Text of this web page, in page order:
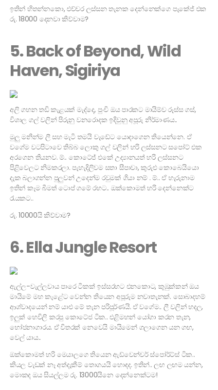
ඉතින් හිතන්නකො, එච්චර ලස්සන තැනක දෙන්නෙක්ගෙ පැකේජ් එක
රු. 18000 දෙනවා කිව්වාම?
5. Back of Beyond, Wild
Haven, Sigiriya
අලි ගහන තඩි කැළයක් මැද්දෙ, පුංචි ඔය පාරකට මායිම්ව රූස්ස ගස්,
විශාල ගල් වලින් පිරුනු වනරොදක ඉදිවුනු අපූරු නිර්මාණය..
මුලු මනින්ම ලී සහ මැටි තමයි වැඩේට යොදාගෙන තියෙන්නෙ. ඒ
වගේම වටපිටාවෙ තිබ්බ ලොකු ගල් වලින් හරි ලස්සනට සපෝට් එක
අරගෙන තියනව. ම්.. කොටේජ් එකේ උද්‍යානයත් හරි ලස්සනට
පිළිවෙලට නිමකරලා. පැහැදිලිවම සතා සීපාවා, කුරුළු කොබෙයියො
දැක බලාගන්න පුලුවන් උදෙන්ම රවුමක් ගියා නම් . ම්.. ඒ හැරුනාම
ඉතින් කෑම බීමත් ටොප් ගමේ රහට.. ඔක්කොමත් හරි දෙන්නෙක්ට
රැයකට..
රු. 10000යි කිව්වාම?
6. Ella Jungle Resort
ඇල්ල-වැල්ලවාය පාරෙ ටිකක් ඉස්සරහට එනකොට, කුඹුක්කන් ඔය
මායිමේ මහ කැළේට වෙන්න තියෙන අපූරුම නවාතැනක්. සොබාදහම්
ආශ්වාදයෙන් නම් යාළු මේ තැන පරිපූර්ණයි. ඒ වගේම.. ලී වලින් හදල,
ඉලුක් හෙවිලි කරපු කොටේජ ටික.. එළිමහන් යෝගා කරන තැන,
භෝජනාගාරය. ඒ විතරක් නෙවෙයි මායිමෙන් ගලාගෙන යන ගඟ,
වෙල් යාය..
ඔක්කොමත් හරි මෙයාලගෙ තියෙන ඇඩ්වෙන්චර් ස්පෝර්ට්ස් ටික..
කියල වැඩක් නෑ අත්දැකීම් තොගයයි හොඳද. ඉතින්.. ලඟ ලඟම යන්න,
මොකද ඔය සියල්ලම රු. 13000යිනෙ දෙන්නෙක්ටම!